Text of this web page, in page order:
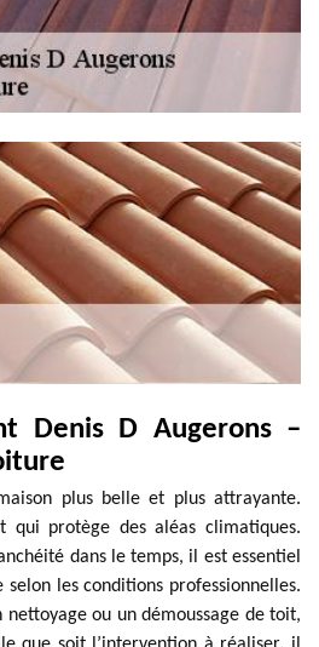
Denis D Augerons –
plus belle et plus attrayante.
qui protège des aléas climatiques.
dans le temps, il est essentiel
selon les conditions professionnelles.
ou un démoussage de toit,